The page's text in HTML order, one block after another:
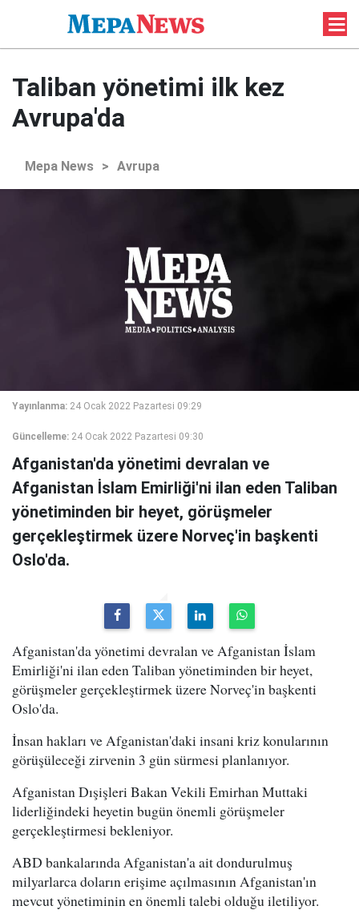
Taliban yönetimi ilk kez
Avrupa'da
Mepa News > Avrupa
Yayınlanma: 24 Ocak 2022 Pazartesi 09:29
Güncelleme: 24 Ocak 2022 Pazartesi 09:30
Afganistan'da yönetimi devralan ve
Afganistan İslam Emirliği'ni ilan eden Taliban
yönetiminden bir heyet, görüşmeler
gerçekleştirmek üzere Norveç'in başkenti
Oslo'da.
Afganistan'da yönetimi devralan ve Afganistan İslam
Emirliği'ni ilan eden Taliban yönetiminden bir heyet,
görüşmeler gerçekleştirmek üzere Norveç'in başkenti
Oslo'da.
İnsan hakları ve Afganistan'daki insani kriz konularının
görüşüleceği zirvenin 3 gün sürmesi planlanıyor.
Afganistan Dışişleri Bakan Vekili Emirhan Muttaki
liderliğindeki heyetin bugün önemli görüşmeler
gerçekleştirmesi bekleniyor.
ABD bankalarında Afganistan'a ait dondurulmuş
milyarlarca doların erişime açılmasının Afganistan'ın
mevcut yönetiminin en önemli talebi olduğu iletiliyor.